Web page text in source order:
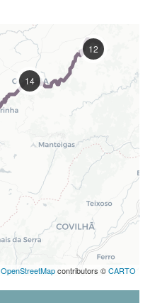
14
12
OpenStreetMapcontributors ©CARTO